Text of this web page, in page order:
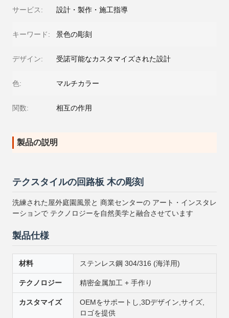
サービス: 設計・製作・施工指導
キーワード: 景色の彫刻
デザイン: 受諾可能なカスタマイズされた設計
色: マルチカラー
関数: 相互の作用
製品の説明
テクスタイルの回路板 木の彫刻
洗練された屋外庭園風景と 商業センターの アート・インスタレ
ーションで テクノロジーを自然美学と融合させています
製品仕様
材料 ステンレス鋼 304/316 (海洋用)
テクノロジー 精密金属加工 + 手作り
カスタマイズ
OEMをサポートし,3Dデザイン,サイズ,
ロゴを提供